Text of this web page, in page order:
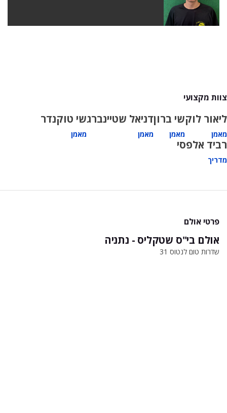
צוות מקצועי
ליאור לוק
מאמן
שי ברון
מאמן
דניאל שטיינברג
מאמן
שי טוקנדר
מאמן
רביד אלפסי
מדריך
פרטי אולם
אולם בי"ס שטקליס - נתניה
שדרות טום לנטוס 31